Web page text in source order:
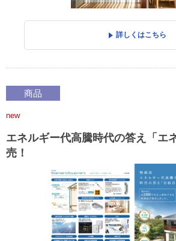
詳しくはこちら
商品
new
エネルギー代高騰時代の答え「エ
売！